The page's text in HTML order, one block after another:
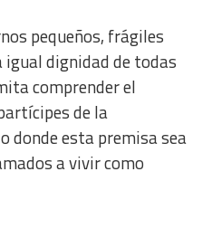
pequeños, frágiles
igual dignidad de todas
comprender el
de la
donde esta premisa sea
a vivir como